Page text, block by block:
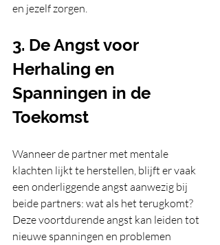
en jezelf zorgen.
3. De Angst voor
Herhaling en
Spanningen in de
Toekomst
Wanneer de partner met mentale
klachten lijkt te herstellen, blijft er vaak
een onderliggende angst aanwezig bij
beide partners: wat als het terugkomt?
Deze voortdurende angst kan leiden tot
nieuwe spanningen en problemen